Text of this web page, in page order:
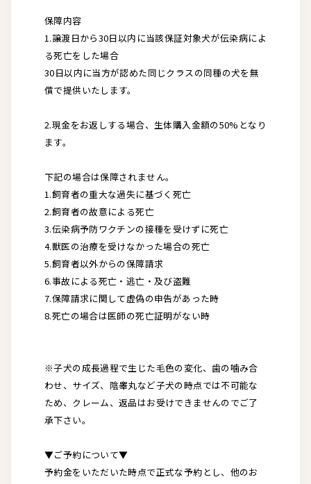
保障内容
1.譲渡日から30日以内に当該保証対象犬が伝染病によ
る死亡をした場合
30日以内に当方が認めた同じクラスの同種の犬を無
償で提供いたします。
2.現金をお返しする場合、生体購入金額の50%となり
ます。
下記の場合は保障されません。
1.飼育者の重大な過失に基づく死亡
2.飼育者の故意による死亡
3.伝染病予防ワクチンの接種を受けずに死亡
4.獣医の治療を受けなかった場合の死亡
5.飼育者以外からの保障請求
6.事故による死亡・逃亡・及び盗難
7.保障請求に関して虚偽の申告があった時
8.死亡の場合は医師の死亡証明がない時
※子犬の成長過程で生じた毛色の変化、歯の噛み合
わせ、サイズ、陰睾丸など子犬の時点では不可能な
ため、クレーム、返品はお受けできませんのでご了
承下さい。
▼ご予約について▼
予約金をいただいた時点で正式な予約とし、他のお